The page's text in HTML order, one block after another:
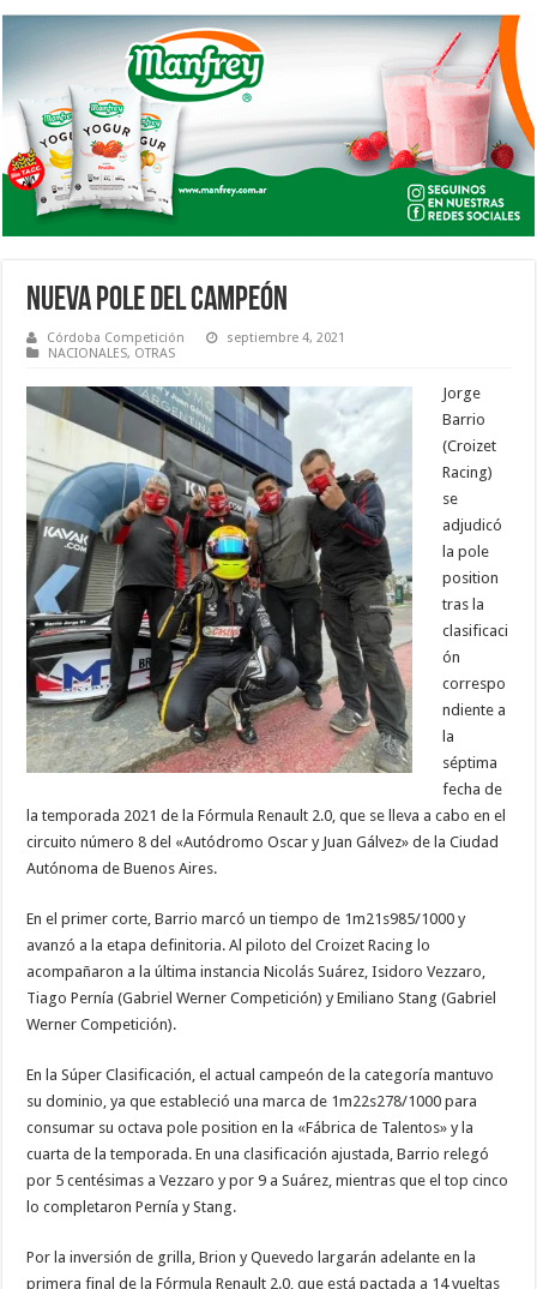
NUEVA POLE DEL CAMPEÓN
Córdoba Competición
septiembre 4, 2021
NACIONALES, OTRAS
Jorge
Barrio
(Croizet
Racing)
se
adjudicó
la pole
position
tras la
clasificaci
ón
correspo
ndiente a
la
séptima
fecha de
la temporada 2021 de la Fórmula Renault 2.0, que se lleva a cabo en el
circuito número 8 del «Autódromo Oscar y Juan Gálvez» de la Ciudad
Autónoma de Buenos Aires.
En el primer corte, Barrio marcó un tiempo de 1m21s985/1000 y
avanzó a la etapa definitoria. Al piloto del Croizet Racing lo
acompañaron a la última instancia Nicolás Suárez, Isidoro Vezzaro,
Tiago Pernía (Gabriel Werner Competición) y Emiliano Stang (Gabriel
Werner Competición).
En la Súper Clasificación, el actual campeón de la categoría mantuvo
su dominio, ya que estableció una marca de 1m22s278/1000 para
consumar su octava pole position en la «Fábrica de Talentos» y la
cuarta de la temporada. En una clasificación ajustada, Barrio relegó
por 5 centésimas a Vezzaro y por 9 a Suárez, mientras que el top cinco
lo completaron Pernía y Stang.
Por la inversión de grilla, Brion y Quevedo largarán adelante en la
primera final de la Fórmula Renault 2.0, que está pactada a 14 vueltas